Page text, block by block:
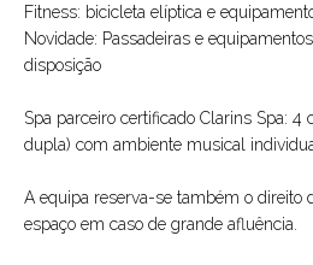
Fitness: bicicleta elíptica e
Novidade: Passadeiras e
disposição
Spa parceiro certificado Clarins Spa:
dupla) com ambiente musical
A equipa reserva-se também o direito
espaço em caso de grande afluência.